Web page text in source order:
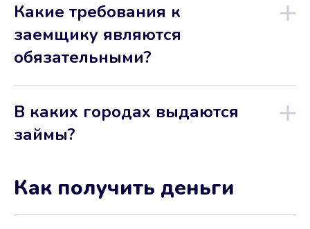
Какие требования к
заемщику являются
обязательными?
В каких городах выдаются
займы?
Как получить деньги